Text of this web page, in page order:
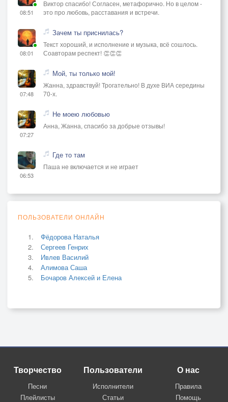
08:51
Виктор спасибо! Согласен, метафорично. Но в целом -
это про любовь, расставания и встречи.
08:01
Зачем ты приснилась?
Текст хороший, и исполнение и музыка, всё сошлось.
Соавторам респект! 👏👏👏
07:48
Мой, ты только мой!
Жанна, здравствуй! Трогательно! В духе ВИА середины
70-х.
07:27
Не моею любовью
Анна, Жанна, спасибо за добрые отзывы!
06:53
Где то там
Паша не включается и не играет
ПОЛЬЗОВАТЕЛИ ОНЛАЙН
Фёдорова Наталья
Сергеев Генрих
Ивлев Василий
Алимова Саша
Бочаров Алексей и Елена
Творчество
Песни
Плейлисты
Пользователи
Исполнители
Статьи
О нас
Правила
Помощь